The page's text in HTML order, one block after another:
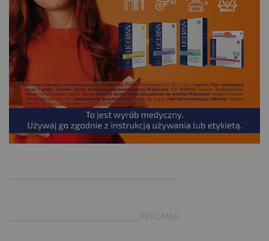
___________________________REKLAMA